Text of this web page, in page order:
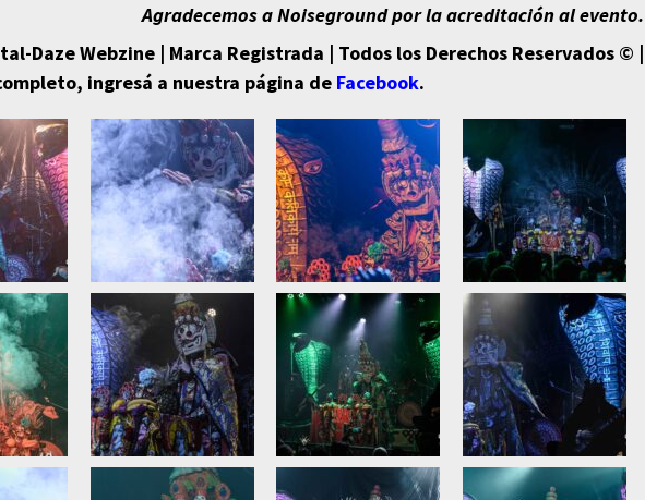
Agradecemos a Noiseground por la acreditación al evento.
Daze Webzine | Marca Registrada | Todos los Derechos Reservados © |
ingresá a nuestra página de Facebook.